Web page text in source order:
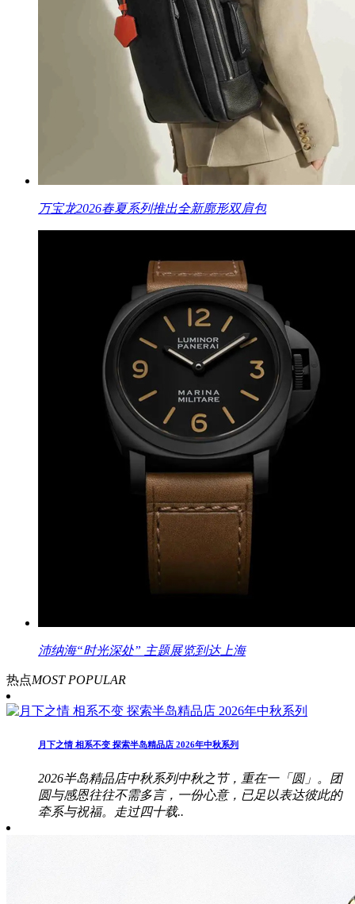
万宝龙2026春夏系列推出全新廓形双肩包
沛纳海“时光深处” 主题展览到达上海
热点MOST POPULAR
月下之情 相系不变 探索半岛精品店 2026年中秋系列
2026半岛精品店中秋系列中秋之节，重在一「圆」。团
圆与感恩往往不需多言，一份心意，已足以表达彼此的
牵系与祝福。走过四十载..